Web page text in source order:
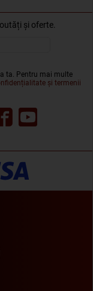
și oferte.
ta. Pentru mai multe
și termenii